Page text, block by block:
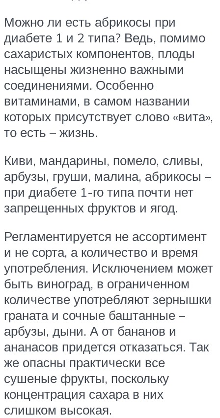
Можно ли есть абрикосы при
диабете 1 и 2 типа? Ведь, помимо
сахаристых компонентов, плоды
насыщены жизненно важными
соединениями. Особенно
витаминами, в самом названии
которых присутствует слово «вита»,
то есть – жизнь.
Киви, мандарины, помело, сливы,
арбузы, груши, малина, абрикосы –
при диабете 1-го типа почти нет
запрещенных фруктов и ягод.
Регламентируется не ассортимент
и не сорта, а количество и время
употребления. Исключением может
быть виноград, в ограниченном
количестве употребляют зернышки
граната и сочные баштанные –
арбузы, дыни. А от бананов и
ананасов придется отказаться. Так
же опасны практически все
сушеные фрукты, поскольку
концентрация сахара в них
слишком высокая.